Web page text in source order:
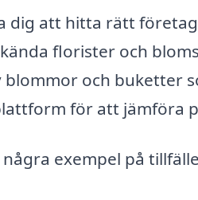
dig att hitta rätt
florister och
och buketter
för att jämföra
exempel på